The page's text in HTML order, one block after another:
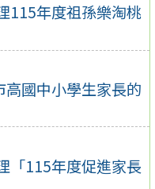
115年度祖孫樂淘桃
國中小學生家長的
「115年度促進家長